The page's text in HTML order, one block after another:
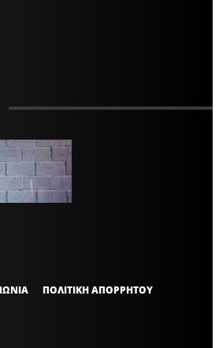
ΠΟΛΙΤΙΚΗ ΑΠΟΡΡΗΤΟΥ